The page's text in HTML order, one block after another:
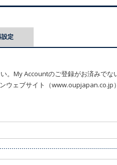
設定
。My Accountのご登録がお済みでな
ウェブサイト（www.oupjapan.co.jp